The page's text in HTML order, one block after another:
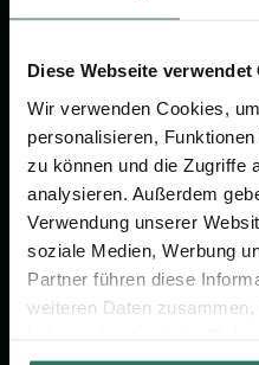
Diese Webseite verwendet
Wir verwenden Cookies,
personalisieren,
zu können und die Zugriffe
analysieren. Außerdem
Verwendung unserer
soziale Medien, Werbung
Partner führen diese
weiteren Daten
um das Thema
Vorsorge.
Jetzt
FÜR SIE
Vergleich
Ratgeber